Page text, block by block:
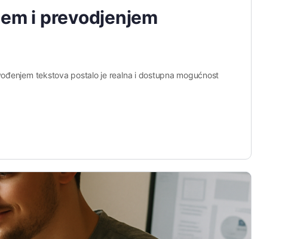
i prevodjenjem
tekstova postalo je realna i dostupna mogućnost